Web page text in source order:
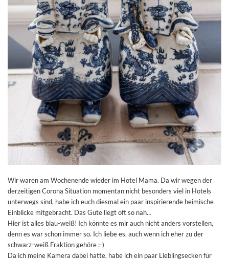
Wir waren am Wochenende wieder im Hotel Mama. Da wir wegen der
derzeitigen Corona Situation momentan nicht besonders viel in Hotels
unterwegs sind, habe ich euch diesmal ein paar inspirierende heimische
Einblicke mitgebracht. Das Gute liegt oft so nah…
Hier ist alles blau-weiß! Ich könnte es mir auch nicht anders vorstellen,
denn es war schon immer so. Ich liebe es, auch wenn ich eher zu der
schwarz-weiß Fraktion gehöre :-)
Da ich meine Kamera dabei hatte, habe ich ein paar Lieblingsecken für